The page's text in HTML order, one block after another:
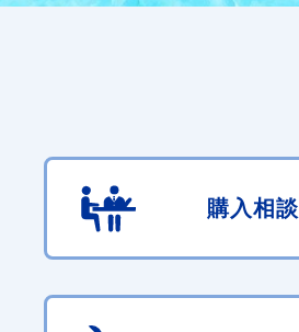
購入相談